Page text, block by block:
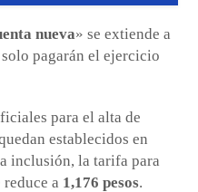
nueva» se extiende a
pagarán el ejercicio
para el alta de
establecidos en
inclusión, la tarifa para
a 1,176 pesos.